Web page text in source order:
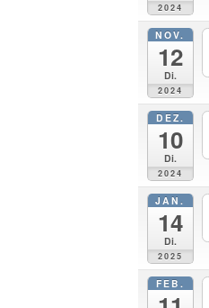
2024
NOV.
12
Di.
2024
DEZ.
10
Di.
2024
JAN.
14
Di.
2025
FEB.